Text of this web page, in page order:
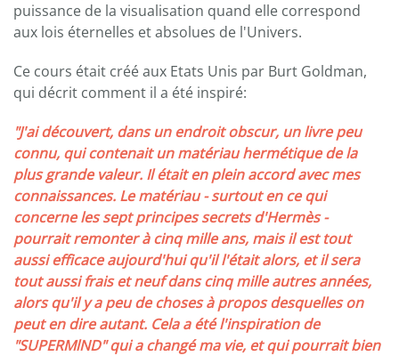
puissance de la visualisation quand elle correspond
aux lois éternelles et absolues de l'Univers.
Ce cours était créé aux Etats Unis par Burt Goldman,
qui décrit comment il a été inspiré:
"J'ai découvert, dans un endroit obscur, un livre peu
connu, qui contenait un matériau hermétique de la
plus grande valeur. Il était en plein accord avec mes
connaissances. Le matériau - surtout en ce qui
concerne les sept principes secrets d'Hermès -
pourrait remonter à cinq mille ans, mais il est tout
aussi efficace aujourd'hui qu'il l'était alors, et il sera
tout aussi frais et neuf dans cinq mille autres années,
alors qu'il y a peu de choses à propos desquelles on
peut en dire autant. Cela a été l'inspiration de
"SUPERMlND" qui a changé ma vie, et qui pourrait bien